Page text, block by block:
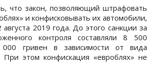
что закон, позволяющий штрафовать
и конфисковывать их автомобили,
августа 2019 года. До этого санкции за
контроля составляли 8 500
гривен в зависимости от вида
При этом конфискация «евроблях» не